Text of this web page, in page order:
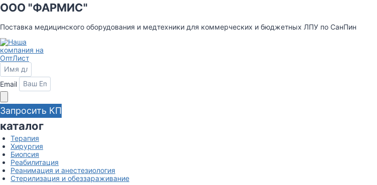
ООО "ФАРМИС"
Поставка медицинского оборудования и медтехники для коммерческих и бюджетных ЛПУ по СанПин
Email
Запросить КП
каталог
Терапия
Хирургия
Биопсия
Реабилитация
Реанимация и анестезиология
Стерилизация и обеззараживание